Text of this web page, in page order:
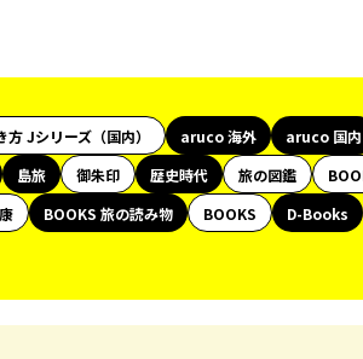
方 Jシリーズ（国内） aruco 海外 aruco 国内
島旅 御朱印 歴史時代 旅の図鑑
BOOKS 旅の読み物 BOOKS
D-Books